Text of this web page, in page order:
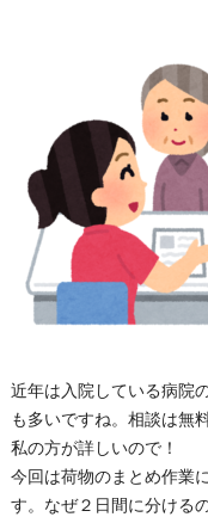
近年は入院している病院
も多いですね。相談は無
私の方が詳しいので！
今回は荷物のまとめ作業
す。なぜ２日間に分ける